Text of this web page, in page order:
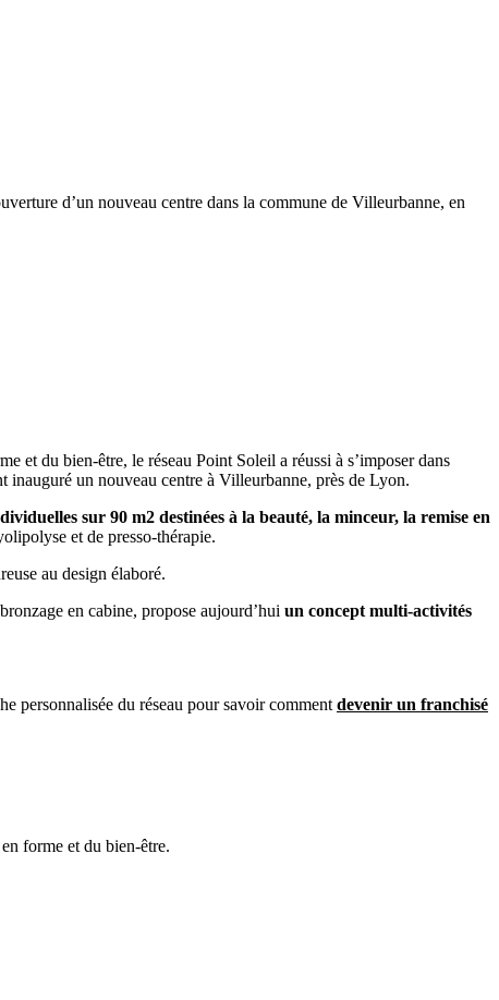
d’un nouveau centre dans la commune de Villeurbanne, en
et du bien-être, le réseau Point Soleil a réussi à s’imposer dans
inauguré un nouveau centre à Villeurbanne, près de Lyon.
sur 90 m2 destinées à la beauté, la minceur, la remise en
et de presso-thérapie.
au design élaboré.
en cabine, propose aujourd’hui un concept multi-activités
personnalisée du réseau pour savoir comment devenir un franchisé
forme et du bien-être.